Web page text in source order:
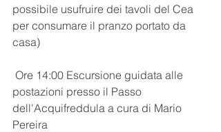
possibile usufruire dei tavoli del Cea
per consumare il pranzo portato da
casa)
postazioni presso il Passo
dell'Acquifreddula a cura di Mario
Pereira